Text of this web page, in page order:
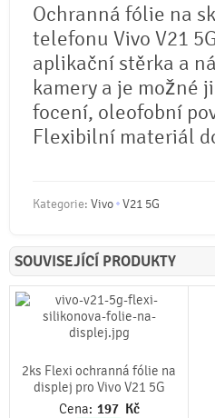
Ochranná fólie na
telefonu Vivo V21
aplikační stěrka a
kamery a je možné
focení, oleofobní
Flexibilní materiál
Kategorie: Vivo V21 5G
SOUVISEJÍCÍ PRODUKTY
2ks Flexi ochranná fólie na
displej pro Vivo V21 5G
Cena: 197 Kč